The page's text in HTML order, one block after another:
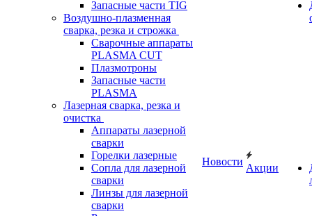
Запасные части TIG
Воздушно-плазменная
сварка, резка и строжка
Сварочные аппараты
PLASMA CUT
Плазмотроны
Запасные части
PLASMA
Лазерная сварка, резка и
очистка
Аппараты лазерной
сварки
Горелки лазерные
Сопла для лазерной
сварки
Линзы для лазерной
сварки
Новости
Акции